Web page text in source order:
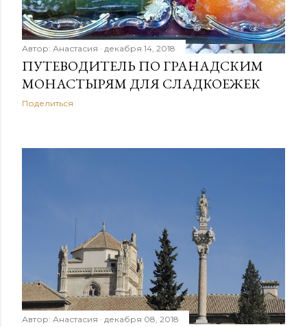
Автор: Анастасия декабря 14, 2018
ПУТЕВОДИТЕЛЬ ПО ГРАНАДСКИМ
МОНАСТЫРЯМ ДЛЯ СЛАДКОЕЖЕК
Поделиться
Автор: Анастасия декабря 08, 2018